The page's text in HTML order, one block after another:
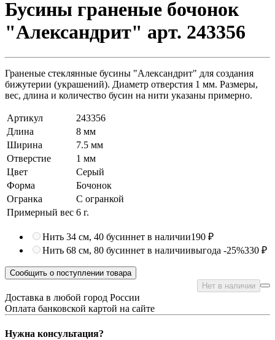
Бусины граненые бочонок
"Александрит" арт. 243356
Граненые стеклянные бусины "Александрит" для создания
бижутерии (украшений). Диаметр отверстия 1 мм. Размеры,
вес, длина и количество бусин на нити указаны примерно.
Артикул
243356
Длина
8 мм
Ширина
7.5 мм
Отверстие
1 мм
Цвет
Серый
Форма
Бочонок
Огранка
С огранкой
Примерный вес 6 г.
Нить 34 см, 40 бусиннет в наличии190 ₽
Нить 68 см, 80 бусиннет в наличиивыгода -25%330 ₽
Сообщить о поступлении товара
Нет в наличии
Доставка в любой город России
Оплата банковской картой на сайте
Нужна консультация?